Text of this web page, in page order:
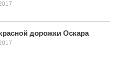
дорожки Оскара